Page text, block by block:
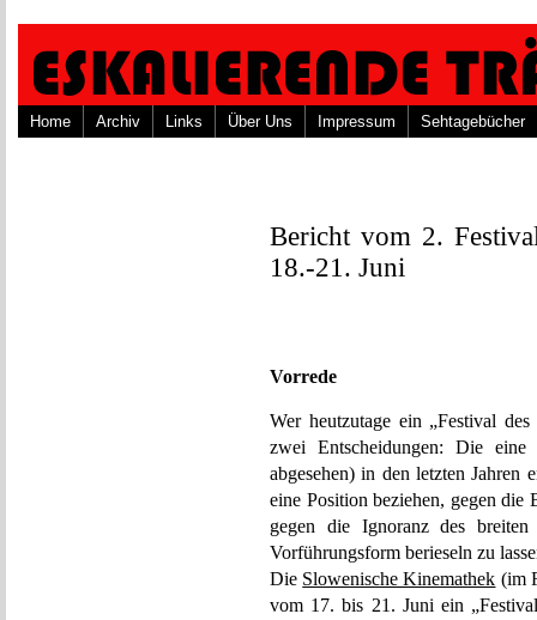
Home Archiv Links Über Uns Impressum Sehtagebücher
Bericht vom 2.
18.-21. Juni
Vorrede
Wer heutzutage ein „Festival
zwei Entscheidungen: Die
abgesehen) in den letzten Jahren
eine Position beziehen, gegen
gegen die Ignoranz des
Vorführungsform berieseln zu
Die Slowenische Kinemathek (im
vom 17. bis 21. Juni ein